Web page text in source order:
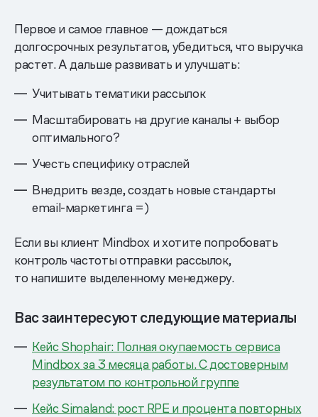
Первое и самое главное — дождаться
долгосрочных результатов, убедиться, что выручка
растет. А дальше развивать и улучшать:
Учитывать тематики рассылок
Масштабировать на другие каналы + выбор
оптимального?
Учесть специфику отраслей
Внедрить везде, создать новые стандарты
email-маркетинга =)
Если вы клиент Mindbox и хотите попробовать
контроль частоты отправки рассылок,
то напишите выделенному менеджеру.
Вас заинтересуют следующие материалы
Кейс Shophair: Полная окупаемость сервиса
Mindbox за 3 месяца работы. С достоверным
результатом по контрольной группе
Кейс Simaland: рост RPE и процента повторных